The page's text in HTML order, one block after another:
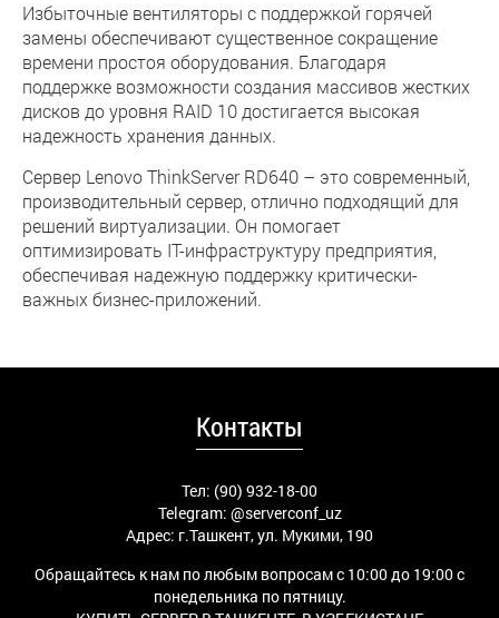
Избыточные вентиляторы с поддержкой горячей
замены обеспечивают существенное сокращение
времени простоя оборудования. Благодаря
поддержке возможности создания массивов жестких
дисков до уровня RAID 10 достигается высокая
надежность хранения данных.
Сервер Lenovo ThinkServer RD640 – это современный,
производительный сервер, отлично подходящий для
решений виртуализации. Он помогает
оптимизировать IT-инфраструктуру предприятия,
обеспечивая надежную поддержку критически-
важных бизнес-приложений.
Контакты
Тел: (90) 932-18-00
Telegram: @serverconf_uz
Адрес: г.Ташкент, ул. Мукими, 190
Обращайтесь к нам по любым вопросам с 10:00 до 19:00 с
понедельника по пятницу.